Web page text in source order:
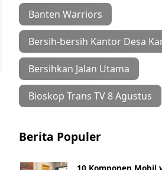
Banten Warriors
Bersih-bersih Kantor Desa
Bersihkan Jalan Utama
Bioskop Trans TV 8 Agustus
Berita Populer